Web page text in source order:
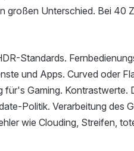
großen Unterschied. Bei 40
Standards.
und Apps. Curved oder
Gaming. Kontrastwerte.
Politik. Verarbeitung des
wie Clouding, Streifen,